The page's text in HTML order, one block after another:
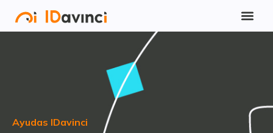
Ayudas IDavinci